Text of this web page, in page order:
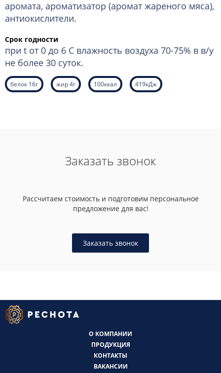
аромата, ароматизатор (аромат жареного мяса),
антиокислители.
Срок годности
при t от 0 до 6 С влажность воздуха 70-75% в в/у
не более 30 суток.
белок 16г жир 4г 100ккал 419кДж
Заказать звонок
Рассчитаем стоимость и подготовим персональное
предложение для вас!
Заказать звонок
О КОМПАНИИ
ПРОДУКЦИЯ
КОНТАКТЫ
ВАКАНСИИ